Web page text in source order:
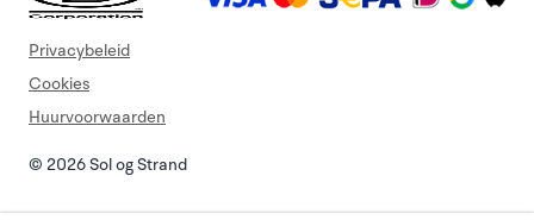
© 2026 Sol og Strand
Privacybeleid
Cookies
Huurvoorwaarden